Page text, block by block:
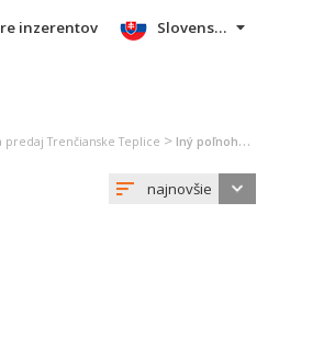
inzerentov Slovensky
Trenčianske Teplice > Iný poľnohosp. pozemok na predaj Trenčianske Teplice
najnovšie